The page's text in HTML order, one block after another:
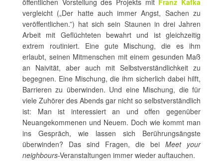
öffentlichen Vorstellung des Projekts mit Franz Kafka
vergleicht („Der hatte auch immer Angst, Sachen zu
veröffentlichen.”) hat sich sein Staunen in drei Jahren
Arbeit mit Geflüchteten bewahrt und ist gleichzeitig
extrem routiniert. Eine gute Mischung, die es ihm
erlaubt, seinen Mitmenschen mit einem gesunden Maß
an Naivität, aber auch mit Selbstverständlichkeit zu
begegnen. Eine Mischung, die ihm sicherlich dabei hilft,
Barrieren zu überwinden. Und eine Mischung, die für
viele Zuhörer des Abends gar nicht so selbstverständlich
ist: Man ist interessiert an und offen gegenüber
Neuangekommenen und Neuem. Doch wie kommt man
ins Gespräch, wie lassen sich Berührungsängste
überwinden? Das sind Fragen, die bei Meet your
neighbours-Veranstaltungen immer wieder auftauchen.